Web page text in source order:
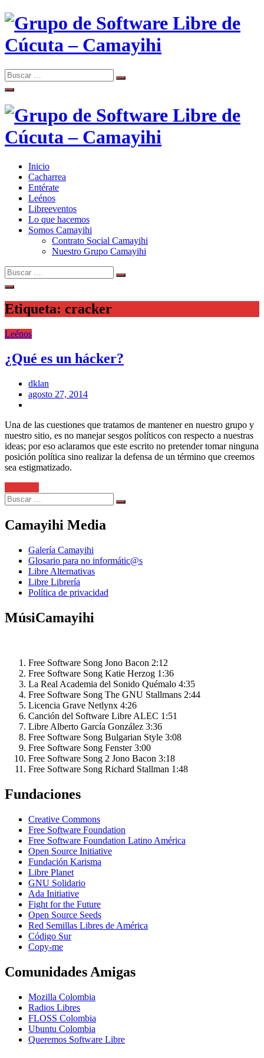
Skip
content
Grupo de Software Libre de
Cúcuta – Camayihi
Comunidad de Software Libre de Cúcuta
Search
for:
Search
Grupo de Software Libre de
Cúcuta – Camayihi
Comunidad de Software Libre de Cúcuta
Inicio
Cacharrea
Entérate
Leénos
Libreeventos
Lo que hacemos
Somos Camayihi
Contrato Social Camayihi
Nuestro Grupo Camayihi
Search
for:
Search
Etiqueta: cracker
Leénos
¿Qué es un hácker?
dklan
Posted
agosto 27, 2014
Una de las cuestiones que tratamos de mantener en nuestro grupo y
nuestro sitio, es no manejar sesgos políticos con respecto a nuestras
ideas; por eso aclaramos que este escrito no pretender tomar ninguna
posición política sino realizar la defensa de un término que creemos
sea estigmatizado.
Search
for:
Search
Camayihi Media
Galería Camayihi
Glosario para no informátic@s
Libre Alternativas
Libre Librería
Política de privacidad
MúsiCamayihi
Free Software Song Jono Bacon 2:12
Free Software Song Katie Herzog 1:36
La Real Academia del Sonido Quémalo 4:35
Free Software Song The GNU Stallmans 2:44
Licencia Grave Netlynx 4:26
Canción del Software Libre ALEC 1:51
Libre Alberto García González 3:36
Free Software Song Bulgarian Style 3:08
Free Software Song Fenster 3:00
Free Software Song 2 Jono Bacon 3:18
Free Software Song Richard Stallman 1:48
Fundaciones
Creative Commons
Free Software Foundation
Free Software Foundation Latino América
Open Source Initiative
Fundación Karisma
Libre Planet
GNU Solidario
Ada Initiative
Fight for the Future
Open Source Seeds
Red Semillas Libres de América
официальный
лучшего
в
онлайн
казино
пин
ап
Código Sur
Copy-me
Comunidades Amigas
Mozilla Colombia
Radios Libres
FLOSS Colombia
Ubuntu Colombia
Queremos Software Libre